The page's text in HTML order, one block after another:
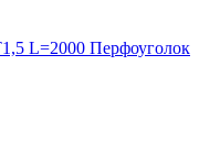
Перфоуголок